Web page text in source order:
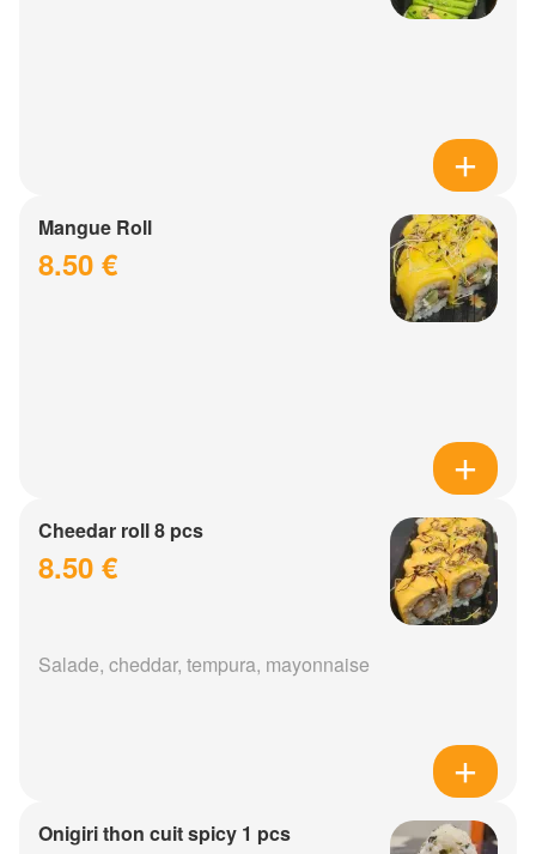
Mangue Roll
8.50 €
Cheedar roll 8 pcs
8.50 €
Salade, cheddar, tempura, mayonnaise
Onigiri thon cuit spicy 1 pcs